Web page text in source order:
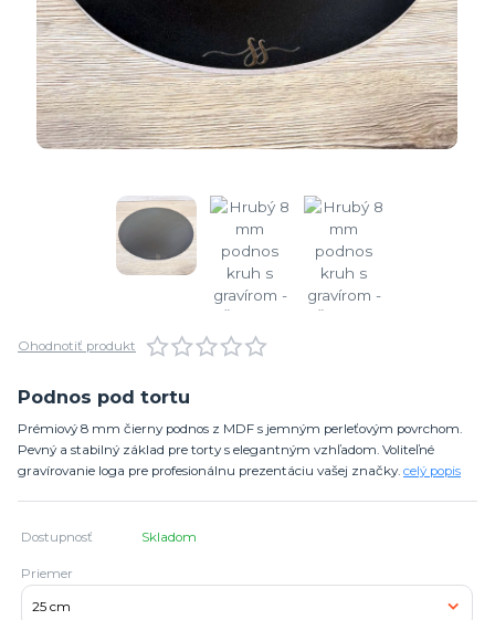
Ohodnotiť produkt
Podnos pod tortu
Prémiový 8 mm čierny podnos z MDF s jemným perleťovým povrchom.
Pevný a stabilný základ pre torty s elegantným vzhľadom. Voliteľné
gravírovanie loga pre profesionálnu prezentáciu vašej značky. celý popis
Dostupnosť Skladom
Priemer